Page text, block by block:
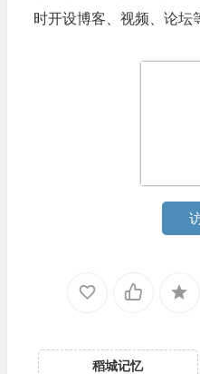
时开设博客、视频、论坛
稻城记忆